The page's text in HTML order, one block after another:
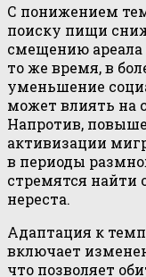
С понижением
поиску пищи
смещению ареала
то же время, в
уменьшение
может влиять на
Напротив,
активизации
в периоды
стремятся найти
нереста.
Адаптация к
включает
что позволяет